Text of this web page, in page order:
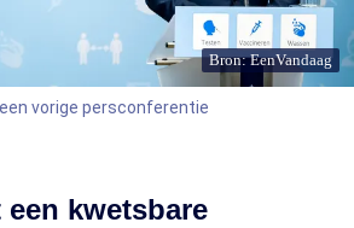
Bron: EenVandaag
vorige persconferentie
een kwetsbare